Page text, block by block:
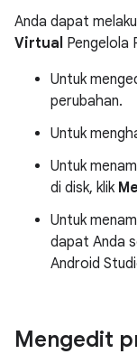
Anda dapat
Virtual Pengelola
Untuk
perubahan.
Untuk
Untuk
di disk, klik
Untuk
dapat Anda
Android
Mengedit